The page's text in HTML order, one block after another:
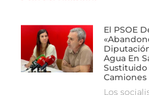
El PSOE
Agua En
Sustituido
Camiones
Los